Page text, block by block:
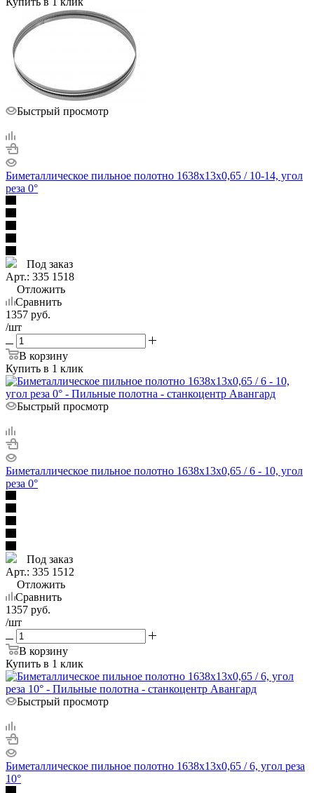
Быстрый просмотр
Биметаллическое пильное полотно 1638х13х0,65 / 10-14, угол
реза 0°
Под заказ
Арт.: 335 1518
Отложить
Сравнить
1357 руб.
/шт
В корзину
Купить в 1 клик
Быстрый просмотр
Биметаллическое пильное полотно 1638х13х0,65 / 6 - 10, угол
реза 0°
Под заказ
Арт.: 335 1512
Отложить
Сравнить
1357 руб.
/шт
В корзину
Купить в 1 клик
Быстрый просмотр
Биметаллическое пильное полотно 1638х13х0,65 / 6, угол реза
10°